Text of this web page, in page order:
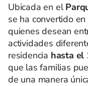
Ubicada en el
se ha convertido
quienes desean
actividades
residencia hasta el
que las familias
de una manera